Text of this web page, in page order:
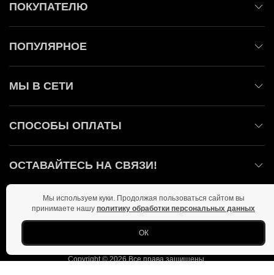
ПОКУПАТЕЛЮ
ПОПУЛЯРНОЕ
МЫ В СЕТИ
СПОСОБЫ ОПЛАТЫ
ОСТАВАЙТЕСЬ НА СВЯЗИ!
Copyright © 2026 Все права защищены.
Мы используем куки. Продолжая пользоваться сайтом вы
принимаете нашу политику обработки персональных данных
ОК